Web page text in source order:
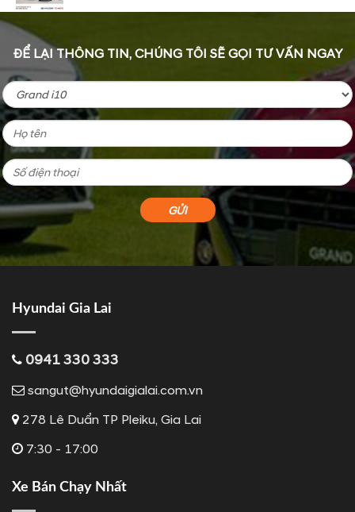
ĐỂ LẠI THÔNG TIN, CHÚNG TÔI SẼ GỌI TƯ VẤN NGAY
Hyundai Gia Lai
0941 330 333
sangut@hyundaigialai.com.vn
278 Lê Duẩn TP Pleiku, Gia Lai
7:30 - 17:00
Xe Bán Chạy Nhất